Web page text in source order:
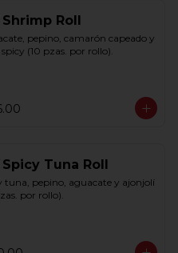
Shrimp Roll
pepino, camarón capeado y
spicy (10 pzas. por rollo).
Spicy Tuna Roll
tuna, pepino, aguacate y ajonjolí
por rollo).